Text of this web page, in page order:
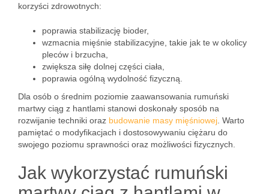
korzyści zdrowotnych:
poprawia stabilizację bioder,
wzmacnia mięśnie stabilizacyjne, takie jak te w okolicy
pleców i brzucha,
zwiększa siłę dolnej części ciała,
poprawia ogólną wydolność fizyczną.
Dla osób o średnim poziomie zaawansowania rumuński
martwy ciąg z hantlami stanowi doskonały sposób na
rozwijanie techniki oraz budowanie masy mięśniowej . Warto
pamiętać o modyfikacjach i dostosowywaniu ciężaru do
swojego poziomu sprawności oraz możliwości fizycznych.
Jak wykorzystać rumuński